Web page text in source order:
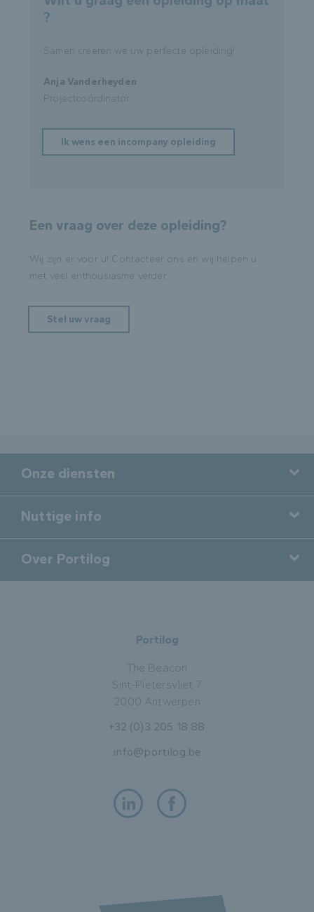
?
Samen creëren we uw perfecte opleiding!
Anja Vanderheyden
Projectcoördinator
Ik wens een incompany opleiding
Een vraag over deze opleiding?
Wij zijn er voor u! Contacteer ons en wij helpen u
met veel enthousiasme verder.
Stel uw vraag
Onze diensten
Nuttige info
Over Portilog
Portilog
The Beacon
Sint-Pietersvliet 7
2000 Antwerpen
+32 (0)3 205 18 88
info@portilog.be